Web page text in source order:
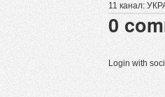
11 канал:
0
Login with